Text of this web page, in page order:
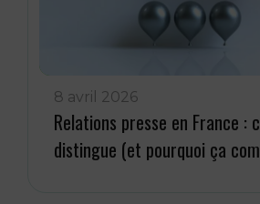
8 avril 2026
Relations presse en France :
distingue (et pourquoi ça